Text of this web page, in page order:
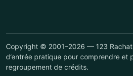
Copyright © 2001–2026 — 123
d’entrée pratique pour comprendre et
regroupement de crédits.